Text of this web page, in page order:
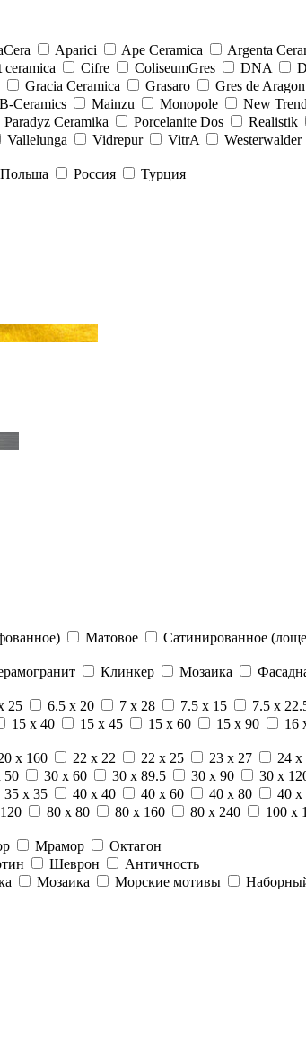
Aparici Ape Ceramica Argenta
ceramica Cifre ColiseumGres DNA
Gracia Ceramica Grasaro Gres de Aragon
Ceramics Mainzu Monopole New Trend
Paradyz Сeramika Porcelanite Dos Realistik
Vallelunga Vidrepur VitrA Westerwalder
Польша Россия
Турция
Матовое Сатинированное
Клинкер Мозаика
25 6.5 x 20 7 x 28 7.5 x 15 7.5 x
15 x 40 15 x 45 15 x 60 15 x 90 16
x 160 22 x 22 22 x 25 23 x 27 24 x
50 30 x 60 30 x 89.5 30 x 90 30 x
35 x 35 40 x 40 40 x 60 40 x 80 40 x
80 x 80 80 x 160 80 x 240 100 x
Мрамор
Октагон
Шеврон
Античность
Мозаика Морские мотивы